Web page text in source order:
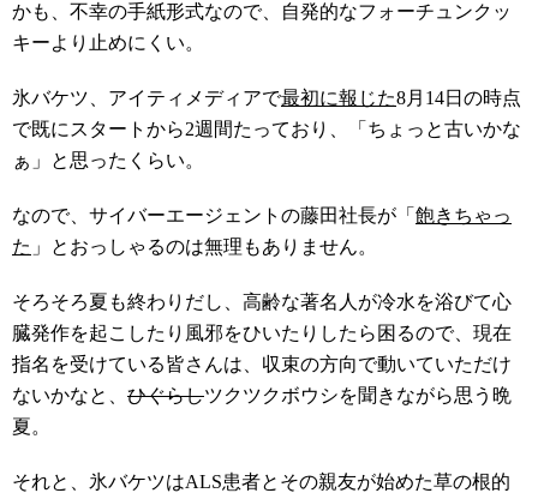
かも、不幸の手紙形式なので、自発的なフォーチュンクッ
キーより止めにくい。
氷バケツ、アイティメディアで最初に報じた8月14日の時点
で既にスタートから2週間たっており、「ちょっと古いかな
ぁ」と思ったくらい。
なので、サイバーエージェントの藤田社長が「 飽きちゃっ
た 」とおっしゃるのは無理もありません。
そろそろ夏も終わりだし、高齢な著名人が冷水を浴びて心
臓発作を起こしたり風邪をひいたりしたら困るので、現在
指名を受けている皆さんは、収束の方向で動いていただけ
ないかなと、 ひぐらしツクツクボウシを聞きながら思う晩
夏。
それと、氷バケツはALS患者とその親友が始めた草の根的